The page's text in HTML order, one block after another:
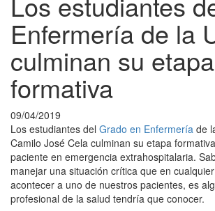
Enfermería de la
culminan su etapa
formativa
09/04/2019
Los estudiantes del Grado en Enfermería de
Camilo José Cela culminan su etapa
paciente en emergencia extrahospitalaria.
manejar una situación crítica que en
acontecer a uno de nuestros pacientes, es
profesional de la salud tendría que conocer.